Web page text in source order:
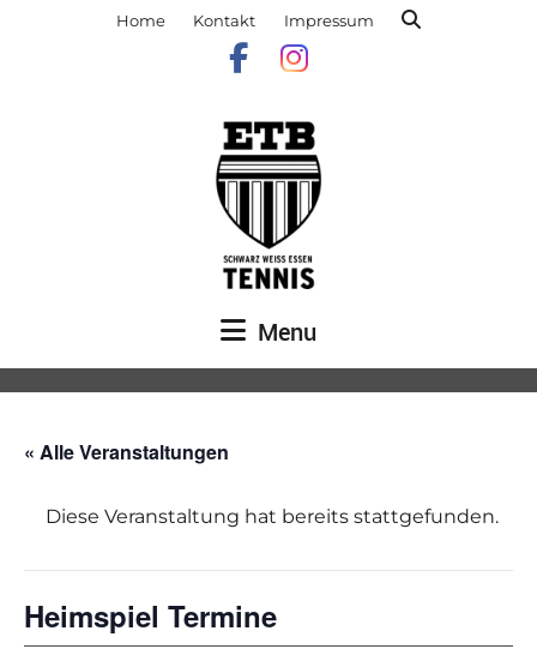
Home Kontakt Impressum
Menu
« Alle Veranstaltungen
Diese Veranstaltung hat bereits stattgefunden.
Heimspiel Termine